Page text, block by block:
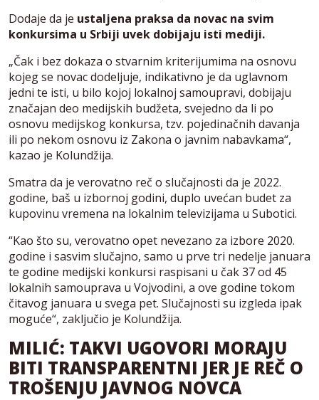
Dodaje da je ustaljena praksa da novac na svim
konkursima u Srbiji uvek dobijaju isti mediji.
„Čak i bez dokaza o stvarnim kriterijumima na osnovu
kojeg se novac dodeljuje, indikativno je da uglavnom
jedni te isti, u bilo kojoj lokalnoj samoupravi, dobijaju
značajan deo medijskih budžeta, svejedno da li po
osnovu medijskog konkursa, tzv. pojedinačnih davanja
ili po nekom osnovu iz Zakona o javnim nabavkama“,
kazao je Kolundžija.
Smatra da je verovatno reč o slučajnosti da je 2022.
godine, baš u izbornoj godini, duplo uvećan budet za
kupovinu vremena na lokalnim televizijama u Subotici.
“Kao što su, verovatno opet nevezano za izbore 2020.
godine i sasvim slučajno, samo u prve tri nedelje januara
te godine medijski konkursi raspisani u čak 37 od 45
lokalnih samouprava u Vojvodini, a ove godine tokom
čitavog januara u svega pet. Slučajnosti su izgleda ipak
moguće“, zaključio je Kolundžija.
MILIĆ: TAKVI UGOVORI MORAJU
BITI TRANSPARENTNI JER JE REČ O
TROŠENJU JAVNOG NOVCA